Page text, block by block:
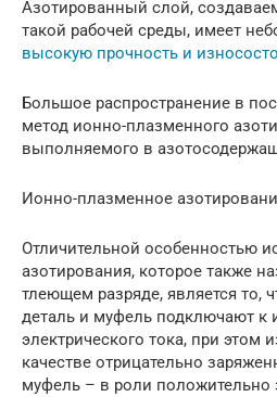
Азотированный слой,
такой рабочей среды, имеет
высокую прочность и
Большое распространение в
метод ионно-плазменного
выполняемого в
Ионно-плазменное
Отличительной особенностью
азотирования, которое также
тлеющем разряде, является то,
деталь и муфель подключают к
электрического тока, при этом
качестве отрицательно
муфель – в роли положительно